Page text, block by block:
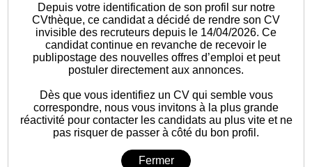
Depuis votre identification de son profil sur notre
CVthèque, ce candidat a décidé de rendre son CV
invisible des recruteurs depuis le 14/04/2026. Ce
candidat continue en revanche de recevoir le
publipostage des nouvelles offres d’emploi et peut
postuler directement aux annonces.
Dès que vous identifiez un CV qui semble vous
correspondre, nous vous invitons à la plus grande
réactivité pour contacter les candidats au plus vite et ne
pas risquer de passer à côté du bon profil.
Fermer